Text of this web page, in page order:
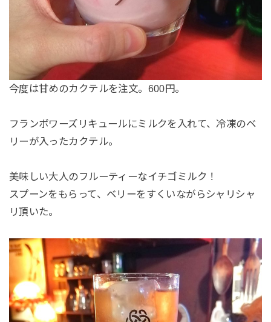
今度は甘めのカクテルを注文。600円。
フランボワーズリキュールにミルクを入れて、冷凍のベ
リーが入ったカクテル。
美味しい大人のフルーティーなイチゴミルク！
スプーンをもらって、ベリーをすくいながらシャリシャ
リ頂いた。